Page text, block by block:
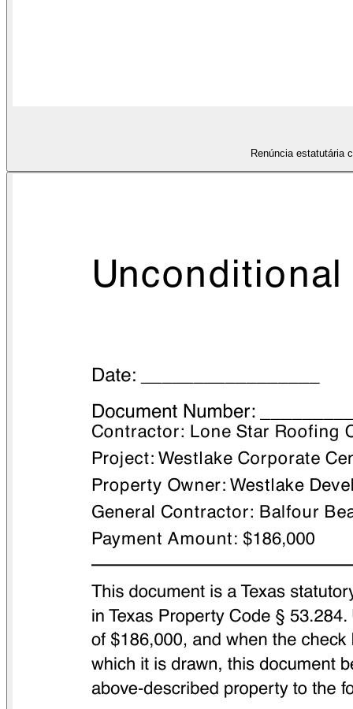
Renúncia estatutária